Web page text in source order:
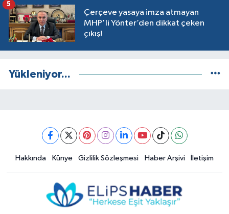
Çerçeve yasaya imza atmayan
MHP'li Yönter’den dikkat çeken
çıkış!
5
Yükleniyor...
Hakkında Künye Gizlilik Sözleşmesi Haber Arşivi İletişim